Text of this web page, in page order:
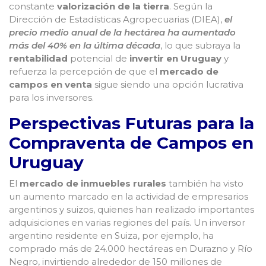
constante valorización de la tierra. Según la
Dirección de Estadísticas Agropecuarias (DIEA), el
precio medio anual de la hectárea ha aumentado
más del 40% en la última década, lo que subraya la
rentabilidad potencial de invertir en Uruguay y
refuerza la percepción de que el mercado de
campos en venta sigue siendo una opción lucrativa
para los inversores.
Perspectivas Futuras para la
Compraventa de Campos en
Uruguay
El mercado de inmuebles rurales también ha visto
un aumento marcado en la actividad de empresarios
argentinos y suizos, quienes han realizado importantes
adquisiciones en varias regiones del país. Un inversor
argentino residente en Suiza, por ejemplo, ha
comprado más de 24.000 hectáreas en Durazno y Río
Negro, invirtiendo alrededor de 150 millones de